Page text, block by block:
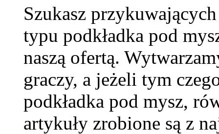
Szukasz
typu podkładka pod
naszą ofertą.
graczy, a jeżeli tym
podkładka pod mysz,
artykuły zrobione są z